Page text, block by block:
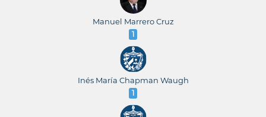
Manuel Marrero Cruz
1
Inés María Chapman Waugh
1